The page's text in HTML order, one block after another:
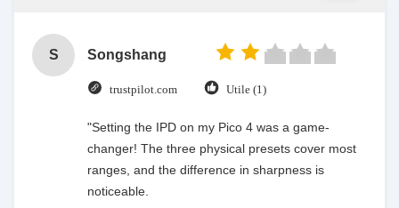
S Songshang
trustpilot.com Utile (1)
"Setting the IPD on my Pico 4 was a game-
changer! The three physical presets cover most
ranges, and the difference in sharpness is
noticeable.